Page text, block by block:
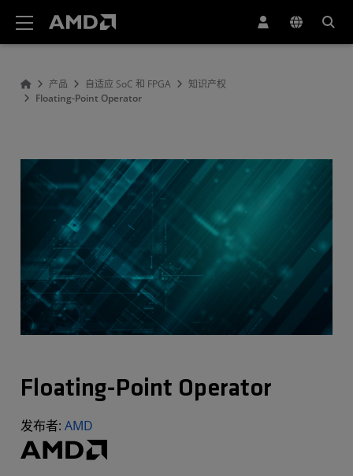
产品 自适应 SoC 和 FPGA
知识产权
Floating-Point Operator
Floating-Point Operator
发布者: AMD